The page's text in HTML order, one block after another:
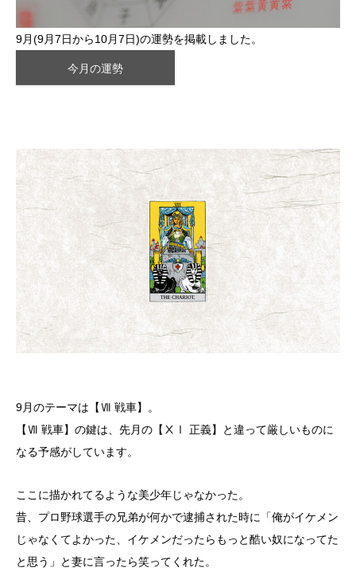
9月(9月7日から10月7日)の運勢を掲載しました。
今月の運勢
9月のテーマは【Ⅶ 戦車】。
【Ⅶ 戦車】の鍵は、先月の【ⅩⅠ 正義】と違って厳しいものに
なる予感がしています。
ここに描かれてるような美少年じゃなかった。
昔、プロ野球選手の兄弟が何かで逮捕された時に「俺がイケメン
じゃなくてよかった、イケメンだったらもっと酷い奴になってた
と思う」と妻に言ったら笑ってくれた。